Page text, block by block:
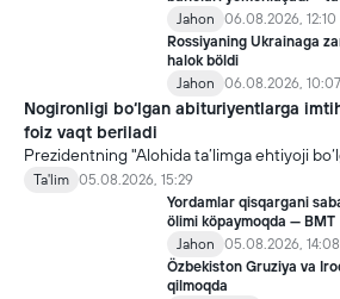
Jahon
06.08.2026, 12:10
Rossiyaning Ukrainaga
halok böldi
Jahon
06.08.2026, 10:07
Nogironligi bo‘lgan abituriyentlarga
foiz vaqt beriladi
Prezidentning "Alohida ta’limga ehtiyoji
ijtimoiy xizmatlar bilan qamrab olish tizimini
bo‘yicha qo‘shimcha chora-tadbirlar
inklyuziv ta’lim sohasida qator yangi
Ta'lim 05.08.2026, 15:29
Yordamlar qisqargani
ölimi köpaymoqda — BMT
Jahon
05.08.2026, 14:08
Özbekiston Gruziya va
qilmoqda